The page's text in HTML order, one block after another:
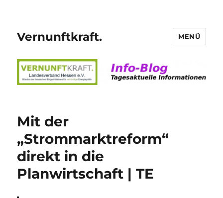
Vernunftkraft. MENÜ
Mit der
„Strommarktreform“
direkt in die
Planwirtschaft | TE